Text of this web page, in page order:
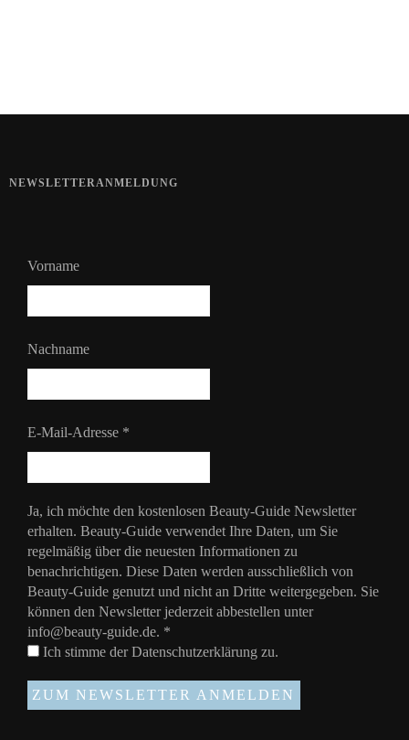
NEWSLETTERANMELDUNG
Vorname
Nachname
E-Mail-Adresse *
Ja, ich möchte den kostenlosen Beauty-Guide Newsletter
erhalten. Beauty-Guide verwendet Ihre Daten, um Sie
regelmäßig über die neuesten Informationen zu
benachrichtigen. Diese Daten werden ausschließlich von
Beauty-Guide genutzt und nicht an Dritte weitergegeben. Sie
können den Newsletter jederzeit abbestellen unter
info@beauty-guide.de. *
Ich stimme derDatenschutzerklärung zu.